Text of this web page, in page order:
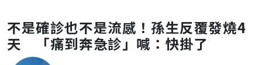
不是確診也不是流感！孫生反覆發燒4
天 「痛到奔急診」喊：快掛了